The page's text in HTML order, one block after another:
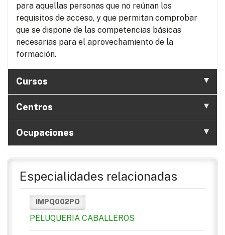
para aquellas personas que no reúnan los
requisitos de acceso, y que permitan comprobar
que se dispone de las competencias básicas
necesarias para el aprovechamiento de la
formación.
Cursos
Centros
Ocupaciones
Especialidades relacionadas
IMPQ002PO
PELUQUERIA CABALLEROS